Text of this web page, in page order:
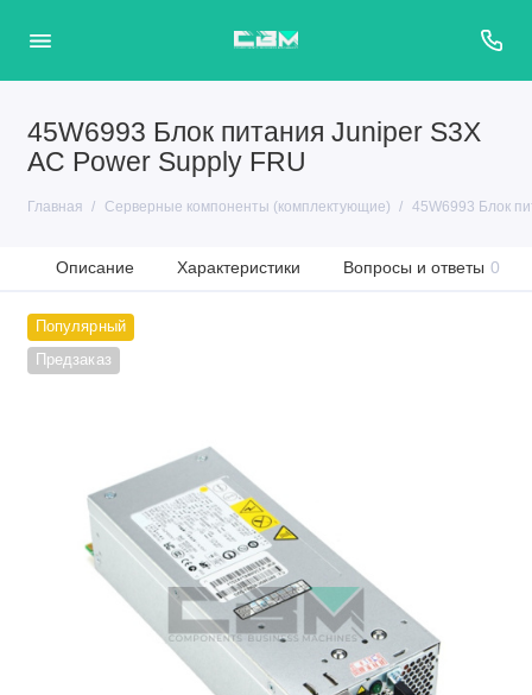
45W6993 Блок питания Juniper S3X
AC Power Supply FRU
Главная Серверные компоненты (комплектующие) 45W6993 Блок
Описание Характеристики Вопросы и ответы 0
Популярный
Предзаказ